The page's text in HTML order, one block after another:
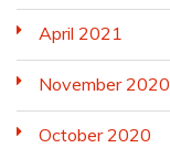
April 2021
November 2020
October 2020